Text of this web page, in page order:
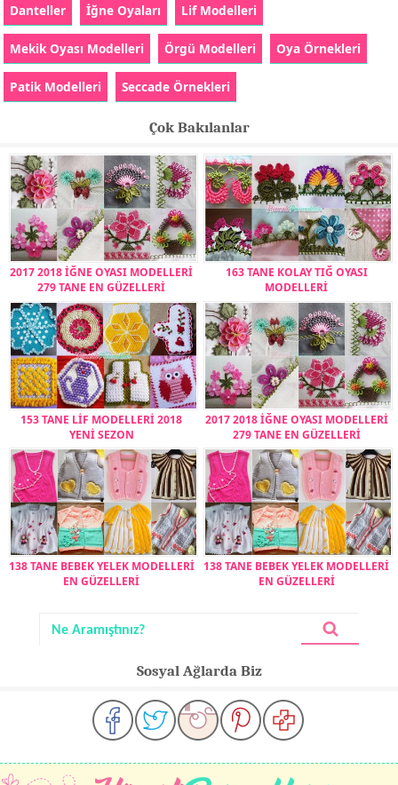
Danteller İğne Oyaları Lif Modelleri
Mekik Oyası Modelleri Örgü Modelleri Oya Örnekleri
Patik Modelleri Seccade Örnekleri
Çok Bakılanlar
2017 2018 İĞNE OYASI MODELLERİ
279 TANE EN GÜZELLERİ
163 TANE KOLAY TIĞ OYASI
MODELLERİ
153 TANE LİF MODELLERİ 2018
YENİ SEZON
2017 2018 İĞNE OYASI MODELLERİ
279 TANE EN GÜZELLERİ
138 TANE BEBEK YELEK MODELLERİ
EN GÜZELLERİ
138 TANE BEBEK YELEK MODELLERİ
EN GÜZELLERİ
Sosyal Ağlarda Biz